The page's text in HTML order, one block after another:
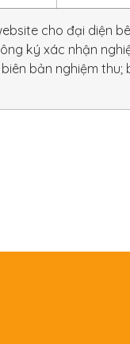
cho đại diện
ký xác nhận
bản nghiệm